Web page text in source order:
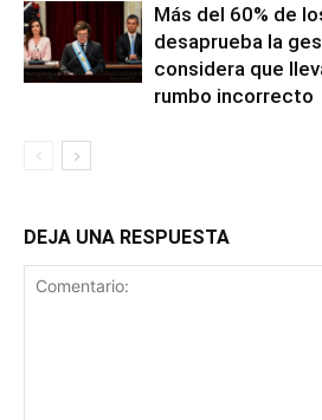
Más del 60% de
desaprueba la
considera que
rumbo incorrecto
DEJA UNA RESPUESTA